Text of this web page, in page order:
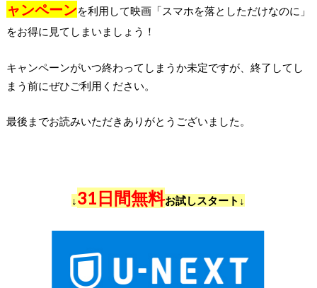
ャンペーンを利用して映画「スマホを落としただけなのに」
をお得に見てしまいましょう！
キャンペーンがいつ終わってしまうか未定ですが、終了してし
まう前にぜひご利用ください。
最後までお読みいただきありがとうございました。
↓31日間無料お試しスタート↓